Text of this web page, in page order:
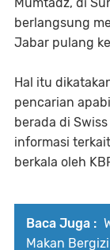
berlangsung
Jabar pulang
Hal itu
pencarian
berada di
informasi
berkala oleh
Baca Juga :
Makan